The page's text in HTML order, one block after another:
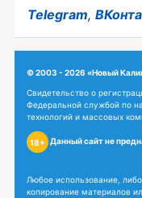
Telegram,
© 2003 - 2026 «Новый
Свидетельство о
Федеральной службой по
технологий и массовых
18+ Данный сайт не
Любое использование, либо
копирование материалов